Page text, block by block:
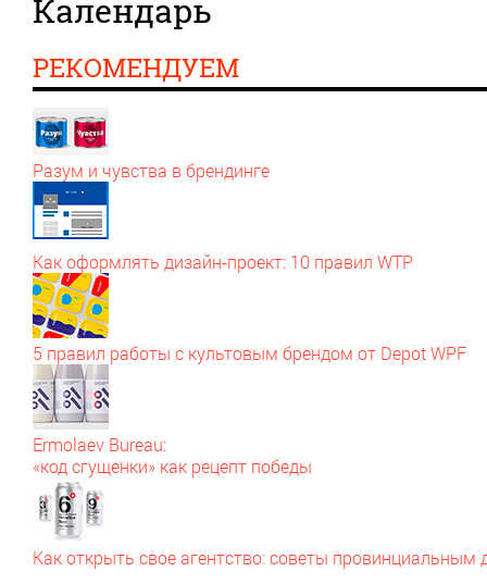
Календарь
РЕКОМЕНДУЕМ
Разум и чувства в брендинге
Как оформлять дизайн‑проект: 10 правил WTP
5 правил работы с культовым брендом от Depot WPF
Ermolaev Bureau:
«код сгущенки» как рецепт победы
Как открыть свое агентство: советы провинциальным